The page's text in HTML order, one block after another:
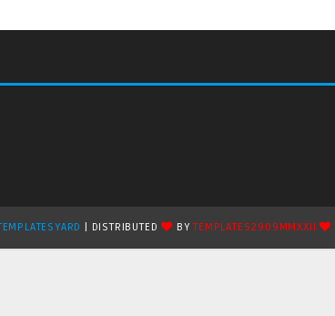
| DISTRIBUTED BYTEMPLATES2909MMXXII